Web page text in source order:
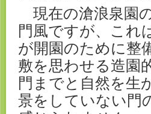
現在の滄浪泉園
門風ですが、これ
が開園のために整
敷を思わせる造園
門までと自然を生
景をしていない門